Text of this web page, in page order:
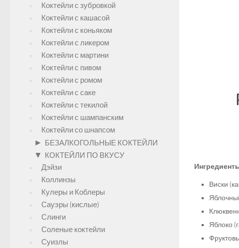
Виски
Яблоко
Коктейли с зубровкой
Коктейли с кашасой
Коктейли с коньяком
Коктейли с ликером
Коктейли с мартини
Коктейли с пивом
Коктейли с ромом
Коктейли с саке
Коктейли с текилой
Коктейли с шампанским
Коктейли со шнапсом
► БЕЗАЛКОГОЛЬНЫЕ КОКТЕЙЛИ
▼ КОКТЕЙЛИ ПО ВКУСУ
Дэйзи
Коллинзы
Кулеры и Коблеры
Сауэры (кислые)
Слинги
Соленые коктейли
Суизлы